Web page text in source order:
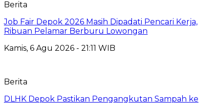
Berita
Job Fair Depok 2026 Masih Dipadati Pencari Kerja,
Ribuan Pelamar Berburu Lowongan
Kamis, 6 Agu 2026 - 21:11 WIB
Berita
DLHK Depok Pastikan Pengangkutan Sampah ke